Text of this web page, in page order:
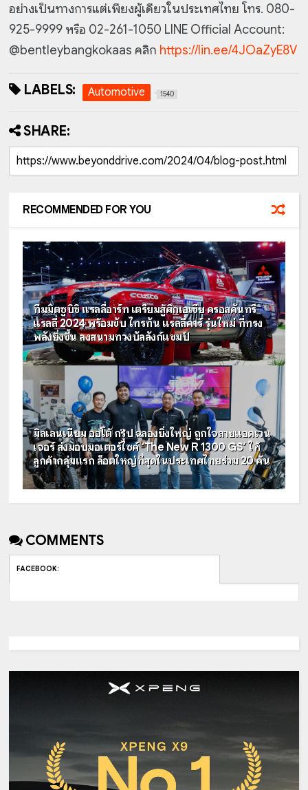
อย่างเป็นทางการแต่เพียงผู้เดียวในประเทศไทย โทร. 080-
925-9999 หรือ 02-261-1050 LINE Official Account:
@bentleybangkokaas คลิก https://lin.ee/4JOaZyE8V
LABELS: Automotive 1540
SHARE:
RECOMMENDED FOR YOU
ทีมมิตซูบิชิ แรลลี่อาร์ท เตรียมสู้ศึกเอเชีย ครอสคันทรี
แรลลี่ 2024 พร้อมขับ ไทรทัน แรลลี่คาร์ รุ่นใหม่ ที่ทรง
พลังยิ่งขึ้น ลงสนามทวงบัลลังก์แชมป์
มิลเลนเนียม ออโต้ กรุ๊ป ฉลองยิ่งใหญ่ ถูกใจสายแอดเวน
เจอร์ ส่งมอบมอเตอร์ไซค์ ‘The New R 1300 GS’ ให้
ลูกค้ากลุ่มแรก ล็อตใหญ่ที่สุดในประเทศไทยร่วม 20 คัน
COMMENTS
FACEBOOK: